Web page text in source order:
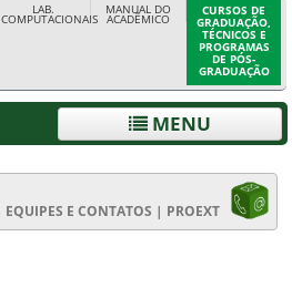
LAB.
COMPUTACIONAIS
MANUAL DO
ACADÊMICO
CURSOS DE
GRADUAÇÃO,
TÉCNICOS E
PROGRAMAS
DE PÓS-
GRADUAÇÃO
MENU
EQUIPES E CONTATOS | PROEXT